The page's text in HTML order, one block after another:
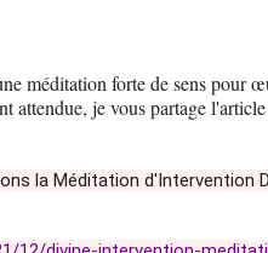
méditation forte de sens pour
attendue, je vous partage
la Méditation d'Intervention